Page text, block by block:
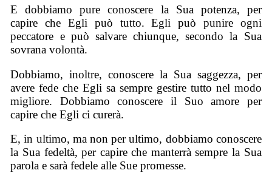
E dobbiamo pure conoscere la Sua potenza, per
capire che Egli può tutto. Egli può punire ogni
peccatore e può salvare chiunque, secondo la Sua
sovrana volontà.
Dobbiamo, inoltre, conoscere la Sua saggezza, per
avere fede che Egli sa sempre gestire tutto nel modo
migliore. Dobbiamo conoscere il Suo amore per
capire che Egli ci curerà.
E, in ultimo, ma non per ultimo, dobbiamo conoscere
la Sua fedeltà, per capire che manterrà sempre la Sua
parola e sarà fedele alle Sue promesse.